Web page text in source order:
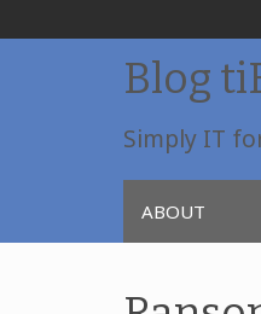
Skip
Blog
Simply IT
ABOUT